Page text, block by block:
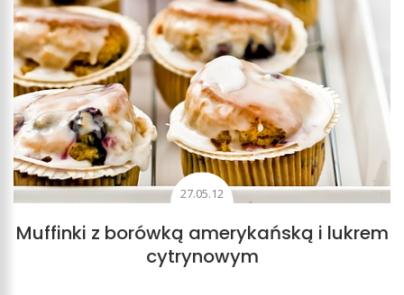
27.05.12
Muffinki z borówką amerykańską i lukrem
cytrynowym